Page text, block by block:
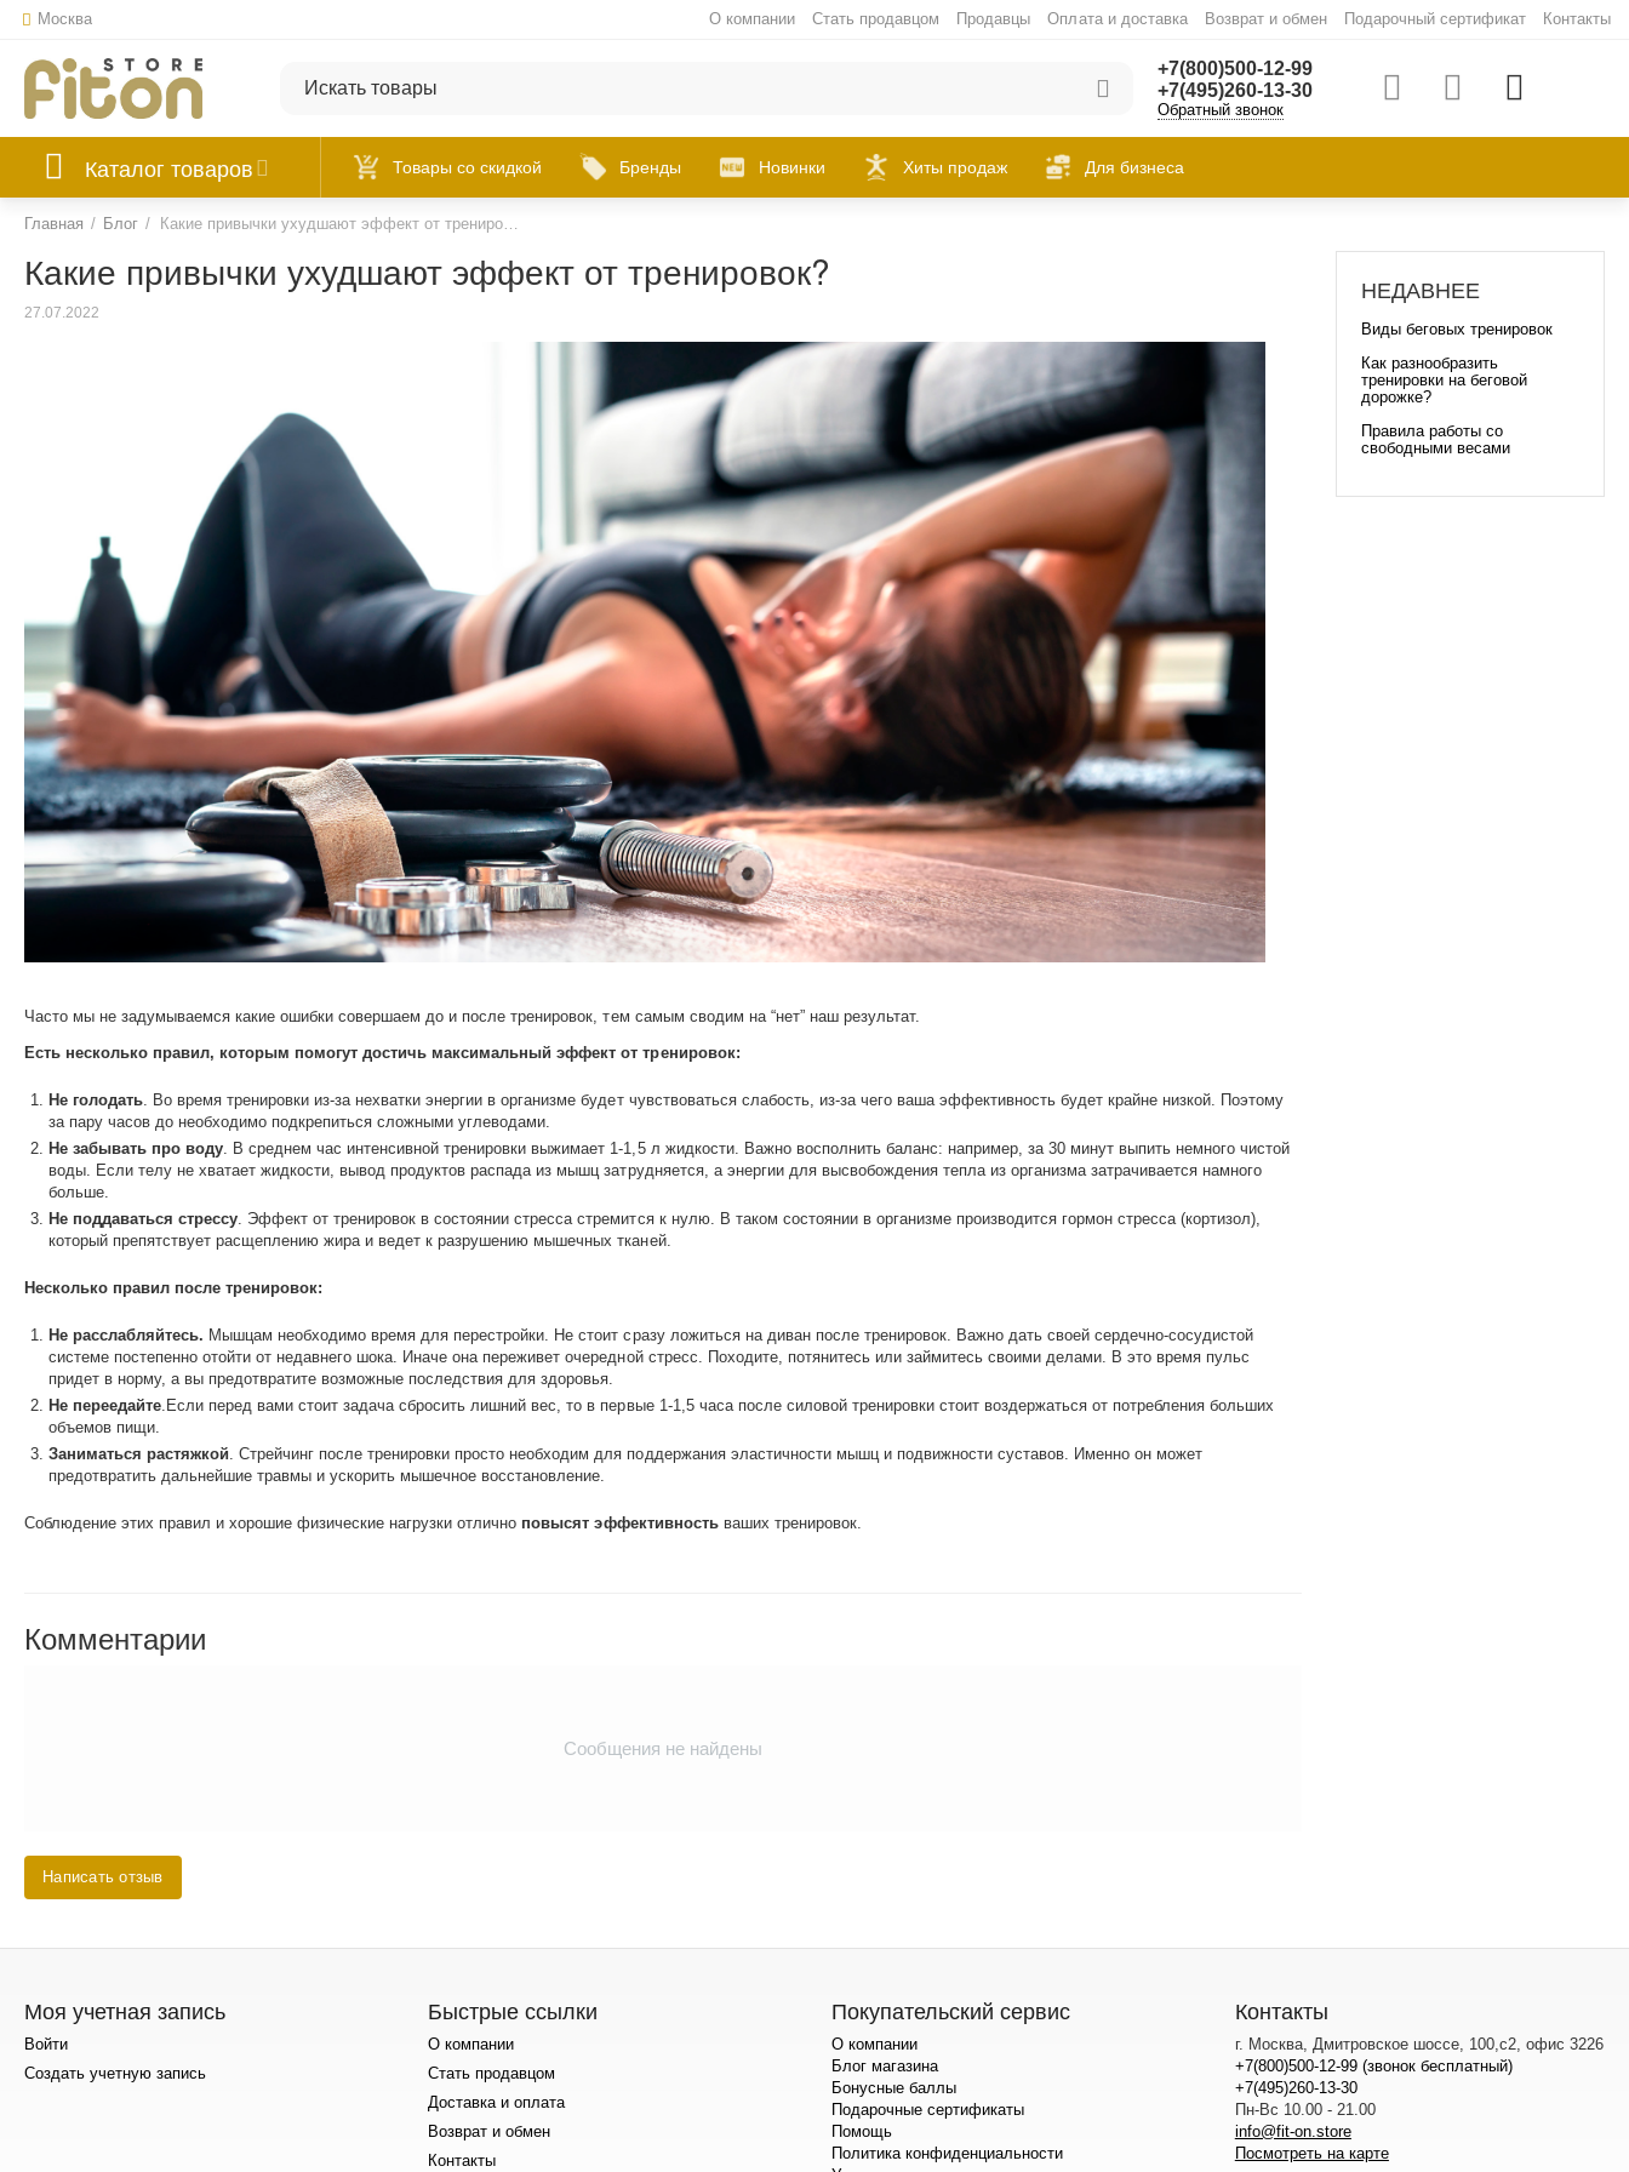
Москва О компании Стать продавцом Продавцы Оплата и доставка Возврат и обмен Подарочный сертификат Контакты
+7(800)500-12-99
+7(495)260-13-30
Обратный звонок
Каталог товаров Товары со скидкой Бренды Новинки Хиты продаж Для бизнеса
Главная / Блог / Какие привычки ухудшают эффект от тренировок?
Какие привычки ухудшают эффект от тренировок?
27.07.2022
Часто мы не задумываемся какие ошибки совершаем до и после тренировок, тем самым сводим на “нет” наш результат.
Есть несколько правил, которым помогут достичь максимальный эффект от тренировок:
Не голодать. Во время тренировки из-за нехватки энергии в организме будет чувствоваться слабость, из-за чего ваша эффективность будет крайне низкой. Поэтому
за пару часов до необходимо подкрепиться сложными углеводами.
Не забывать про воду. В среднем час интенсивной тренировки выжимает 1-1,5 л жидкости. Важно восполнить баланс: например, за 30 минут выпить немного чистой
воды. Если телу не хватает жидкости, вывод продуктов распада из мышц затрудняется, а энергии для высвобождения тепла из организма затрачивается намного
больше.
Не поддаваться стрессу. Эффект от тренировок в состоянии стресса стремится к нулю. В таком состоянии в организме производится гормон стресса (кортизол),
который препятствует расщеплению жира и ведет к разрушению мышечных тканей.
Несколько правил после тренировок:
Не расслабляйтесь. Мышцам необходимо время для перестройки. Не стоит сразу ложиться на диван после тренировок. Важно дать своей сердечно-сосудистой
системе постепенно отойти от недавнего шока. Иначе она переживет очередной стресс. Походите, потянитесь или займитесь своими делами. В это время пульс
придет в норму, а вы предотвратите возможные последствия для здоровья.
Не переедайте.Если перед вами стоит задача сбросить лишний вес, то в первые 1-1,5 часа после силовой тренировки стоит воздержаться от потребления больших
объемов пищи.
Заниматься растяжкой. Стрейчинг после тренировки просто необходим для поддержания эластичности мышц и подвижности суставов. Именно он может
предотвратить дальнейшие травмы и ускорить мышечное восстановление.
Соблюдение этих правил и хорошие физические нагрузки отлично повысят эффективностьваших тренировок.
Комментарии
Сообщения не найдены
Написать отзыв
НЕДАВНЕЕ
Виды беговых тренировок
Как разнообразить
тренировки на беговой
дорожке?
Правила работы со
свободными весами
Моя учетная запись
Войти
Создать учетную запись
Быстрые ссылки
О компании
Стать продавцом
Доставка и оплата
Возврат и обмен
Контакты
Покупательский сервис
О компании
Блог магазина
Бонусные баллы
Подарочные сертификаты
Помощь
Политика конфиденциальности
Контакты
г. Москва, Дмитровское шоссе, 100,с2, офис 3226
+7(800)500-12-99 (звонок бесплатный)
+7(495)260-13-30
Пн-Вс 10.00 - 21.00
info@fit-on.store
Посмотреть на карте